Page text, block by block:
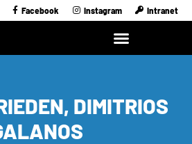
Facebook Instagram Intranet
DIMITRIOS